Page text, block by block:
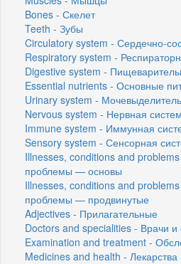
Bones - Скелет
Teeth - Зубы
Circulatory system - Сердечно-
Respiratory system -
Digestive system -
Essential nutrients - Основные
Urinary system -
Nervous system - Нервная
Immune system - Иммунная
Sensory system - Сенсорная
Illnesses, conditions and
проблемы — основы
Illnesses, conditions and
проблемы — продвинутые
Adjectives - Прилагательные
Doctors and specialities - Врачи и
Examination and treatment -
Medicines and health - Лекарства